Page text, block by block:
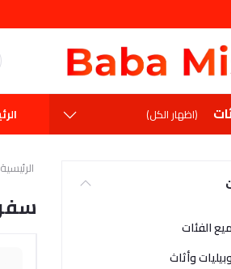
(اظهار الكل)
الفئات
وأثاث
الرئيسية